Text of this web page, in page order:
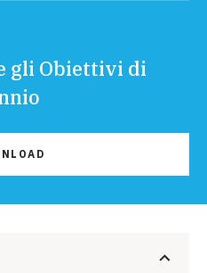
gli Obiettivi di